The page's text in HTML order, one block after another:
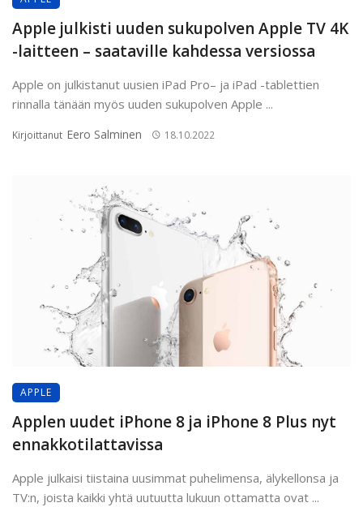
Apple julkisti uuden sukupolven Apple TV 4K
-laitteen – saataville kahdessa versiossa
Apple on julkistanut uusien iPad Pro– ja iPad -tablettien
rinnalla tänään myös uuden sukupolven Apple ...
Kirjoittanut Eero Salminen 18.10.2022
APPLE
Applen uudet iPhone 8 ja iPhone 8 Plus nyt
ennakkotilattavissa
Apple julkaisi tiistaina uusimmat puhelimensa, älykellonsa ja
TV:n, joista kaikki yhtä uutuutta lukuun ottamatta ovat ...